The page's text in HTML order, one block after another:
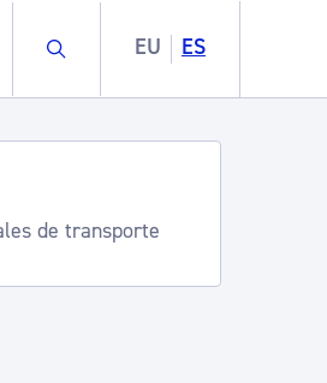
Buscar EU ES
de transporte